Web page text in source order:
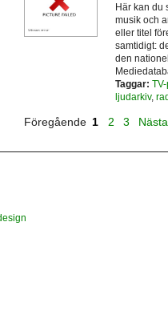
Här kan du
musik och
eller titel
samtidigt:
den
Taggar:
ljudarkiv,
Föregående 1 2 3